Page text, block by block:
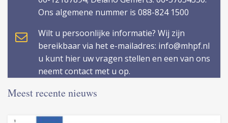
Ons algemene nummer is 088-824 1500
Wilt u persoonlijke informatie? Wij zijn
bereikbaar via het e-mailadres: info@mhpf.nl
u kunt hier uw vragen stellen en een van ons
neemt contact met u op.
Meest recente nieuws